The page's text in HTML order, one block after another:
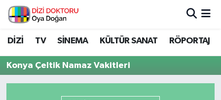
DİZİ TV SİNEMA KÜLTÜR SANAT RÖPORTAJ
Konya Çeltik Namaz Vakitleri
İstanbul Nöbetçi Eczaneler
İstanbul Hava Durumu